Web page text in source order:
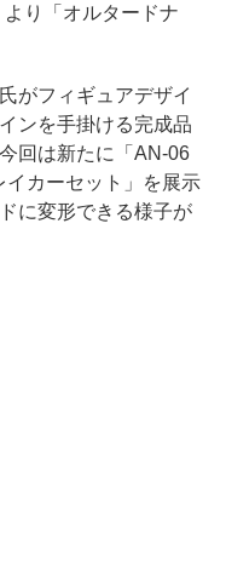
り「オルタードナ
がフィギュアデザイ
ンを手掛ける完成品
回は新たに「AN-06
カーセット」を展示
に変形できる様子が